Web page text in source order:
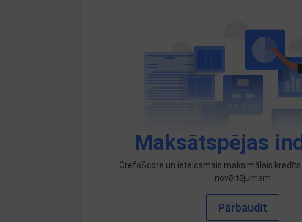
Maksātspējas
CrefoScore un ieteicamais maksimālais
novērtējumam
Pārbaudīt